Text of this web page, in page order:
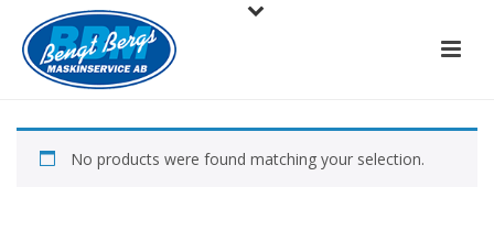
No products were found matching your selection.